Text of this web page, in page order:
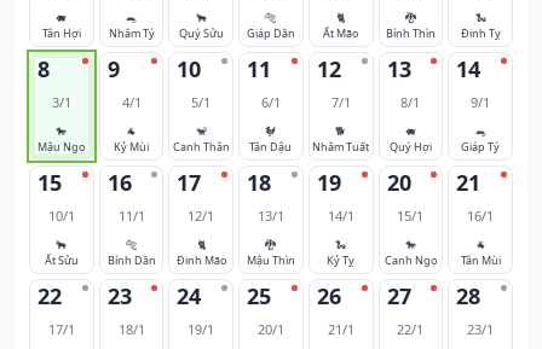
🐖
Tân Hợi
🐀
Nhâm Tý
🐂
Quý Sửu
🐅
Giáp Dần
🐈
Ất Mão
🐉
Bính Thìn
🐍
Đinh Tỵ
8
3/1
🐎
Mậu Ngọ
9
4/1
🐐
Kỷ Mùi
10
5/1
🐒
Canh Thân
11
6/1
🐓
Tân Dậu
12
7/1
🐕
Nhâm Tuất
13
8/1
🐖
Quý Hợi
14
9/1
🐀
Giáp Tý
15
10/1
🐂
Ất Sửu
16
11/1
🐅
Bính Dần
17
12/1
🐈
Đinh Mão
18
13/1
🐉
Mậu Thìn
19
14/1
🐍
Kỷ Tỵ
20
15/1
🐎
Canh Ngọ
21
16/1
🐐
Tân Mùi
22
17/1
23
18/1
24
19/1
25
20/1
26
21/1
27
22/1
28
23/1